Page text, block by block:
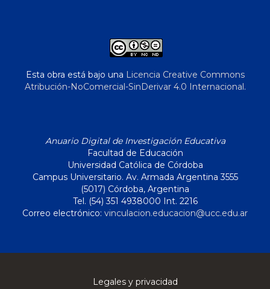
Esta obra está bajo una Licencia Creative Commons
Atribución-NoComercial-SinDerivar 4.0 Internacional.
Anuario Digital de Investigación Educativa
Facultad de Educación
Universidad Católica de Córdoba
Campus Universitario. Av. Armada Argentina 3555
(5017) Córdoba, Argentina
Tel. (54) 351 4938000 Int. 2216
Correo electrónico: vinculacion.educacion@ucc.edu.ar
Legales y privacidad